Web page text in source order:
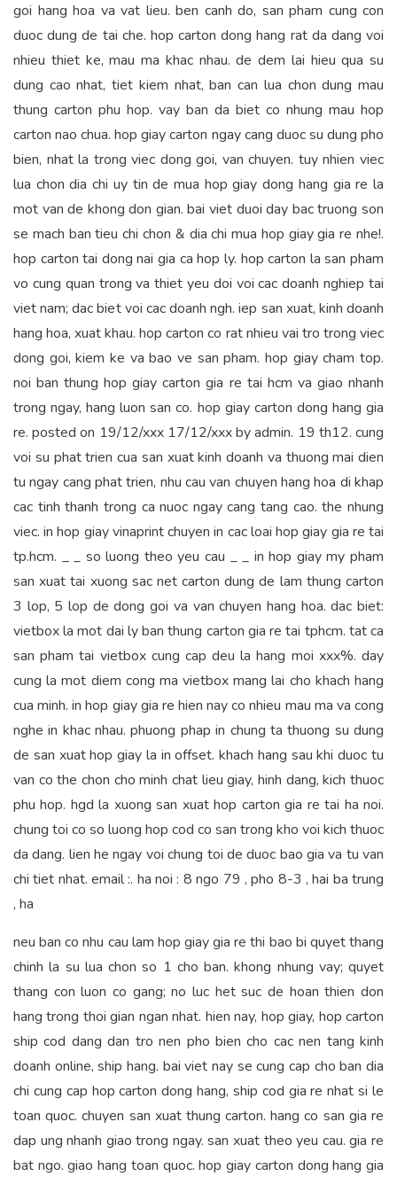
goi hang hoa va vat lieu. ben canh do, san pham cung con
duoc dung de tai che. hop carton dong hang rat da dang voi
nhieu thiet ke, mau ma khac nhau. de dem lai hieu qua su
dung cao nhat, tiet kiem nhat, ban can lua chon dung mau
thung carton phu hop. vay ban da biet co nhung mau hop
carton nao chua. hop giay carton ngay cang duoc su dung pho
bien, nhat la trong viec dong goi, van chuyen. tuy nhien viec
lua chon dia chi uy tin de mua hop giay dong hang gia re la
mot van de khong don gian. bai viet duoi day bac truong son
se mach ban tieu chi chon & dia chi mua hop giay gia re nhe!.
hop carton tai dong nai gia ca hop ly. hop carton la san pham
vo cung quan trong va thiet yeu doi voi cac doanh nghiep tai
viet nam; dac biet voi cac doanh ngh. iep san xuat, kinh doanh
hang hoa, xuat khau. hop carton co rat nhieu vai tro trong viec
dong goi, kiem ke va bao ve san pham. hop giay cham top.
noi ban thung hop giay carton gia re tai hcm va giao nhanh
trong ngay, hang luon san co. hop giay carton dong hang gia
re. posted on 19/12/xxx 17/12/xxx by admin. 19 th12. cung
voi su phat trien cua san xuat kinh doanh va thuong mai dien
tu ngay cang phat trien, nhu cau van chuyen hang hoa di khap
cac tinh thanh trong ca nuoc ngay cang tang cao. the nhung
viec. in hop giay vinaprint chuyen in cac loai hop giay gia re tai
tp.hcm. _ _ so luong theo yeu cau _ _ in hop giay my pham
san xuat tai xuong sac net carton dung de lam thung carton
3 lop, 5 lop de dong goi va van chuyen hang hoa. dac biet:
vietbox la mot dai ly ban thung carton gia re tai tphcm. tat ca
san pham tai vietbox cung cap deu la hang moi xxx%. day
cung la mot diem cong ma vietbox mang lai cho khach hang
cua minh. in hop giay gia re hien nay co nhieu mau ma va cong
nghe in khac nhau. phuong phap in chung ta thuong su dung
de san xuat hop giay la in offset. khach hang sau khi duoc tu
van co the chon cho minh chat lieu giay, hinh dang, kich thuoc
phu hop. hgd la xuong san xuat hop carton gia re tai ha noi.
chung toi co so luong hop cod co san trong kho voi kich thuoc
da dang. lien he ngay voi chung toi de duoc bao gia va tu van
chi tiet nhat. email :. ha noi : 8 ngo 79 , pho 8-3 , hai ba trung
, ha
neu ban co nhu cau lam hop giay gia re thi bao bi quyet thang
chinh la su lua chon so 1 cho ban. khong nhung vay; quyet
thang con luon co gang; no luc het suc de hoan thien don
hang trong thoi gian ngan nhat. hien nay, hop giay, hop carton
ship cod dang dan tro nen pho bien cho cac nen tang kinh
doanh online, ship hang. bai viet nay se cung cap cho ban dia
chi cung cap hop carton dong hang, ship cod gia re nhat si le
toan quoc. chuyen san xuat thung carton. hang co san gia re
dap ung nhanh giao trong ngay. san xuat theo yeu cau. gia re
bat ngo. giao hang toan quoc. hop giay carton dong hang gia